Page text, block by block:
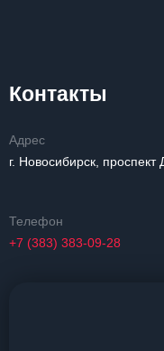
Контакты
Адрес
г. Новосибирск,
Телефон
+7 (383) 383-09-28